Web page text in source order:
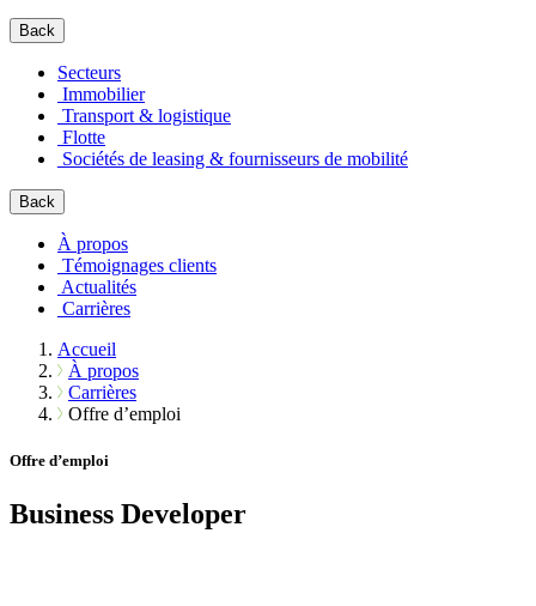
Back
Secteurs
Immobilier
Transport & logistique
Flotte
Sociétés de leasing & fournisseurs de mobilité
Back
À propos
Témoignages clients
Actualités
Carrières
Accueil
À propos
Carrières
Offre d’emploi
Offre d’emploi
Business Developer